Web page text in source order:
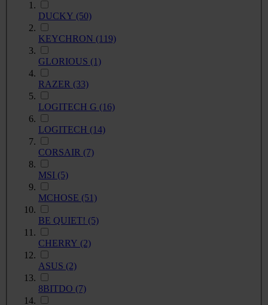
DUCKY (50)
KEYCHRON (119)
GLORIOUS (1)
RAZER (33)
LOGITECH G (16)
LOGITECH (14)
CORSAIR (7)
MSI (5)
MCHOSE (51)
BE QUIET! (5)
CHERRY (2)
ASUS (2)
8BITDO (7)